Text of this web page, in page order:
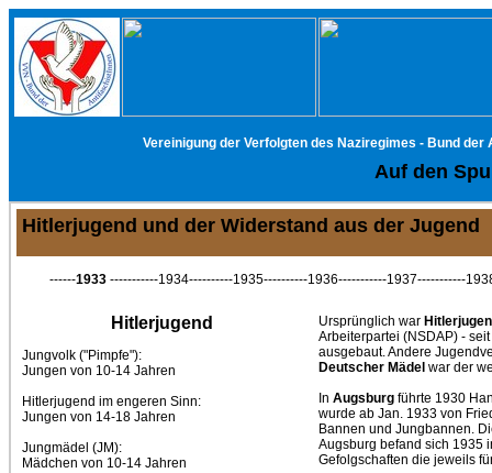
Vereinigung der Verfolgten des Naziregimes - Bund
Auf den
Hitlerjugend und der Widerstand aus der Jugend
------1933-----------1934----------1935----------1936-----------1937-----------
Hitlerjugend
Jungvolk ("Pimpfe"):
Jungen von 10-14 Jahren
Hitlerjugend im engeren Sinn:
Jungen von 14-18 Jahren
Jungmädel (JM):
Mädchen von 10-14 Jahren
Ursprünglich war
Arbeiterpartei (NSDAP) -
ausgebaut. Andere
Deutscher Mädel war der
In Augsburg führte 1930
wurde ab Jan. 1933 von
Bannen und Jungbannen.
Augsburg befand sich 1935
Gefolgschaften die jeweils